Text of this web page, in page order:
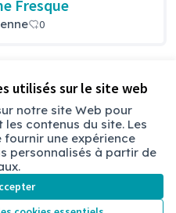
utilisés sur le site web
notre site Web pour
contenus du site. Les
une expérience
personnalisés à partir de
Fresque
0